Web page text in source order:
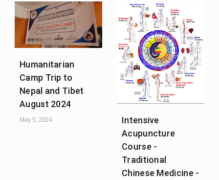
Humanitarian
Camp Trip to
Nepal and Tibet
August 2024
May 5, 2024
Intensive
Acupuncture
Course -
Traditional
Chinese Medicine -